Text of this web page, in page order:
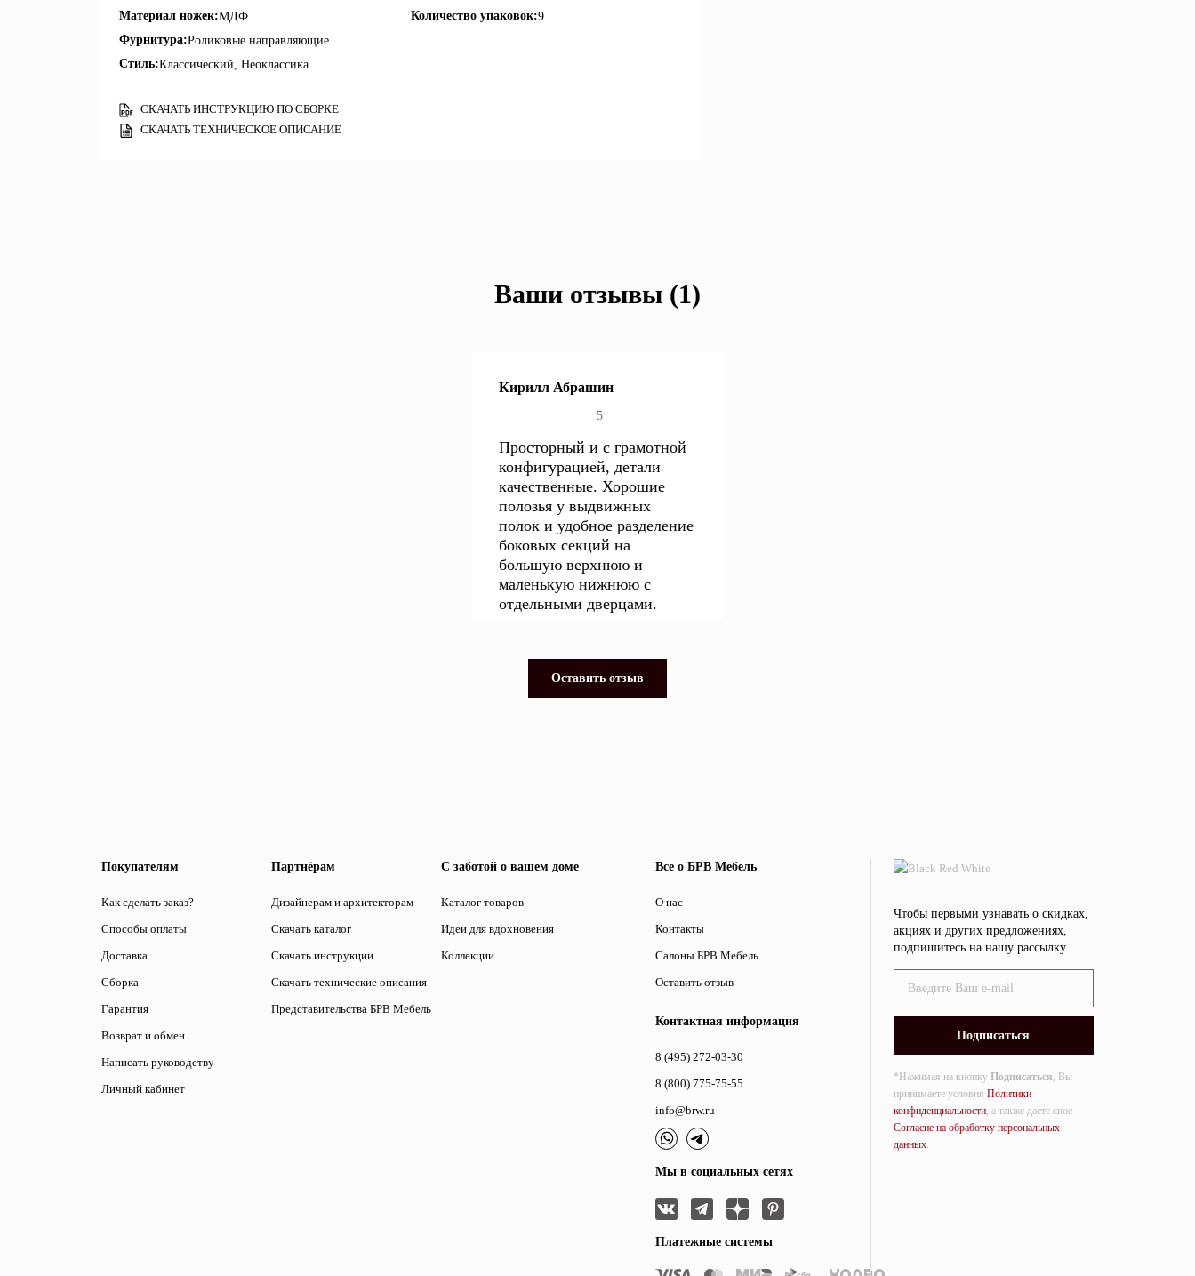
Материал ножек:МДФ
Фурнитура:Роликовые направляющие
Стиль:Классический, Неоклассика
Количество упаковок:9
СКАЧАТЬ ИНСТРУКЦИЮ ПО СБОРКЕ
СКАЧАТЬ ТЕХНИЧЕСКОЕ ОПИСАНИЕ
Ваши отзывы (1)
Кирилл Абрашин
5
Просторный и с грамотной
конфигурацией, детали
качественные. Хорошие
полозья у выдвижных
полок и удобное разделение
боковых секций на
большую верхнюю и
маленькую нижнюю с
отдельными дверцами.
Оставить отзыв
Покупателям
Как сделать заказ?
Способы оплаты
Доставка
Сборка
Гарантия
Возврат и обмен
Написать руководству
Личный кабинет
Партнёрам
Дизайнерам и архитекторам
Скачать каталог
Скачать инструкции
Скачать технические описания
Представительства БРВ Мебель
С заботой о вашем доме
Каталог товаров
Идеи для вдохновения
Коллекции
Все о БРВ Мебель
О нас
Контакты
Салоны БРВ Мебель
Оставить отзыв
Контактная информация
8 (495) 272-03-30
8 (800) 775-75-55
info@brw.ru
Мы в социальных сетях
Платежные системы
Чтобы первыми узнавать о скидках,
акциях и других предложениях,
подпишитесь на нашу рассылку
*Нажимая на кнопку Подписаться , Вы
принимаете условия Политики
конфиденциальности, а также даете свое
Согласие на обработку персональных
данных.